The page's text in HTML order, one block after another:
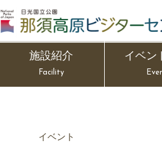
施設紹介
Facility
イベン
イベント